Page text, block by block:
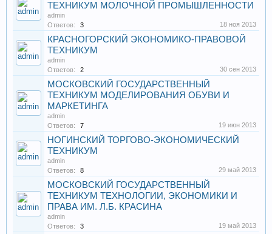
ТЕХНИКУМ МОЛОЧНОЙ ПРОМЫШЛЕННОСТИ
admin
Ответов:
3 18 ноя 2013
КРАСНОГОРСКИЙ ЭКОНОМИКО-ПРАВОВОЙ
ТЕХНИКУМ
admin
Ответов:
2 30 сен 2013
МОСКОВСКИЙ ГОСУДАРСТВЕННЫЙ
ТЕХНИКУМ МОДЕЛИРОВАНИЯ ОБУВИ И
МАРКЕТИНГА
admin
Ответов:
7 19 июн 2013
НОГИНСКИЙ ТОРГОВО-ЭКОНОМИЧЕСКИЙ
ТЕХНИКУМ
admin
Ответов:
8 29 май 2013
МОСКОВСКИЙ ГОСУДАРСТВЕННЫЙ
ТЕХНИКУМ ТЕХНОЛОГИИ, ЭКОНОМИКИ И
ПРАВА ИМ. Л.Б. КРАСИНА
admin
Ответов:
3 19 май 2013